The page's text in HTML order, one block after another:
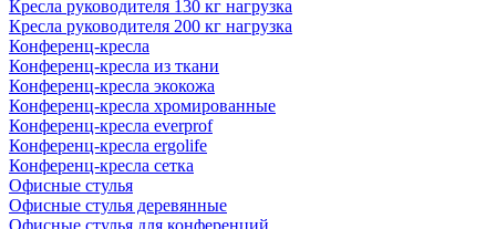
Кресла руководителя 130 кг нагрузка
Кресла руководителя 200 кг нагрузка
Конференц-кресла
Конференц-кресла из ткани
Конференц-кресла экокожа
Конференц-кресла хромированные
Конференц-кресла everprof
Конференц-кресла ergolife
Конференц-кресла сетка
Офисные стулья
Офисные стулья деревянные
Офисные стулья для конференций